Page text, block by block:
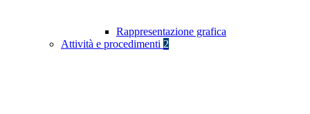
Rappresentazione grafica
Attività e procedimenti 2